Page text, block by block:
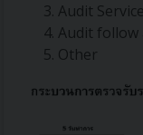
Audit
Audit
Other